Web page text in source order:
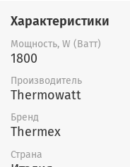
Характеристики
Мощность, W (Ватт)
1800
Производитель
Thermowatt
Бренд
Thermex
Страна